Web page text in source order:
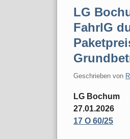
LG
FahrlG
Geschrieben von
LG Bochum
27.01.2026
17 O 60/25